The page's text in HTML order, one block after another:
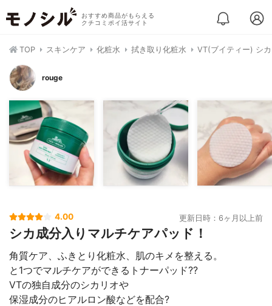
おすすめ商品がもらえる
クチコミポイ活サイト
TOP スキンケア 化粧水 拭き取り化粧水 VT(ブイティー) シ
rouge
4.00 更新日時：6ヶ月以上前
シカ成分入りマルチケアパッド！
角質ケア、ふきとり化粧水、肌のキメを整える。
と1つでマルチケアができるトナーパッド??
VTの独自成分のシカリオや
保湿成分のヒアルロン酸などを配合?